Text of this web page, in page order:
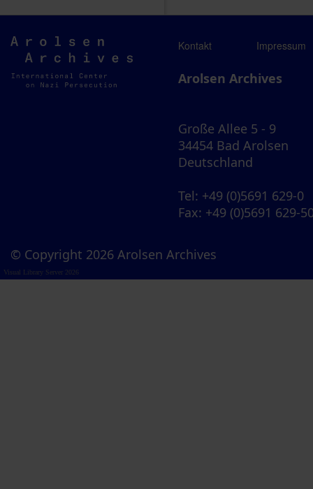
Arolsen
Archives
Kontakt Impressum
Arolsen Archives
Große Allee 5 - 9
34454 Bad Arolsen
Deutschland
Tel: +49 (0)5691 629-0
Fax: +49 (0)5691 629-
© Copyright 2026 Arolsen Archives
Visual Library Server 2026